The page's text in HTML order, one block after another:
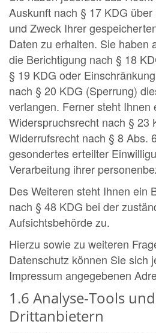
Auskunft nach § 17 KDG
und Zweck Ihrer
Daten zu erhalten. Sie haben
die Berichtigung nach § 18
§ 19 KDG oder
nach § 20 KDG (Sperrung)
verlangen. Ferner steht Ihnen
Widerspruchsrecht nach § 23
Widerrufsrecht nach § 8 Abs.
gesondertes erteilter
Verarbeitung ihrer
Des Weiteren steht Ihnen ein
nach § 48 KDG bei der
Aufsichtsbehörde zu.
Hierzu sowie zu weiteren
Datenschutz können Sie sich
Impressum angegebenen
1.6 Analyse-Tools
Drittanbietern